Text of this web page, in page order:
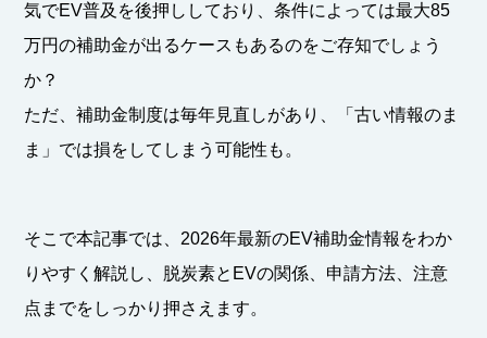
気でEV普及を後押ししており、条件によっては最大85
万円の補助金が出るケースもあるのをご存知でしょう
か？
ただ、補助金制度は毎年見直しがあり、「古い情報のま
ま」では損をしてしまう可能性も。
そこで本記事では、2026年最新のEV補助金情報をわか
りやすく解説し、脱炭素とEVの関係、申請方法、注意
点までをしっかり押さえます。